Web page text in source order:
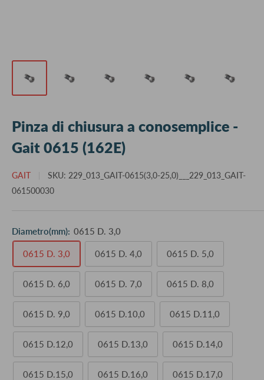
Pinza di chiusura a conosemplice -
Gait 0615 (162E)
GAIT SKU: 229_013_GAIT-0615(3,0-25,0)___229_013_GAIT-
061500030
Diametro(mm): 0615 D. 3,0
0615 D. 3,0 0615 D. 4,0 0615 D. 5,0
0615 D. 6,0 0615 D. 7,0 0615 D. 8,0
0615 D. 9,0 0615 D.10,0 0615 D.11,0
0615 D.12,0 0615 D.13,0 0615 D.14,0
0615 D.15,0 0615 D.16,0 0615 D.17,0